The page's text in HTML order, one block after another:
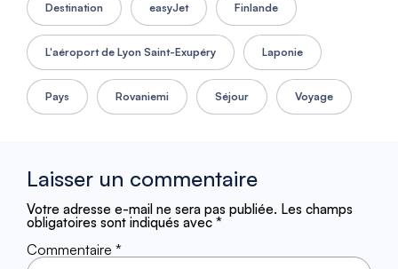
Destination easyJet Finlande
L'aéroport de Lyon Saint-Exupéry Laponie
Pays Rovaniemi Séjour Voyage
Laisser un commentaire
Votre adresse e-mail ne sera pas publiée. Les champs
obligatoires sont indiqués avec *
Commentaire *